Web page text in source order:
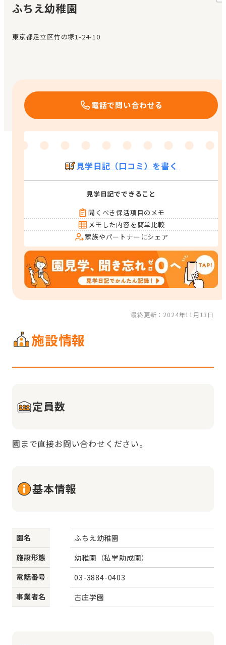
おすすめの園
エンクルの特徴と活用方法
ふちえ幼稚園
東京都足立区竹の塚1-24-10
電話で問い合わせる
見学日記（口コミ）を書く
見学日記でできること
聞くべき保活項目のメモ
メモした内容を簡単比較
家族やパートナーにシェア
最終更新：2024年11月13日
施設情報
定員数
園まで直接お問い合わせください。
基本情報
園名
ふちえ幼稚園
施設形態
幼稚園（私学助成園）
電話番号
03-3884-0403
事業者名
古庄学園